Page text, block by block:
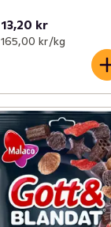
13,20 kr
165,00 kr /kg